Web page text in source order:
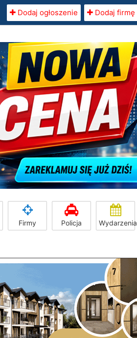
Dodaj ogłoszenie Dodaj firmę
Firmy Policja Wydarzenia